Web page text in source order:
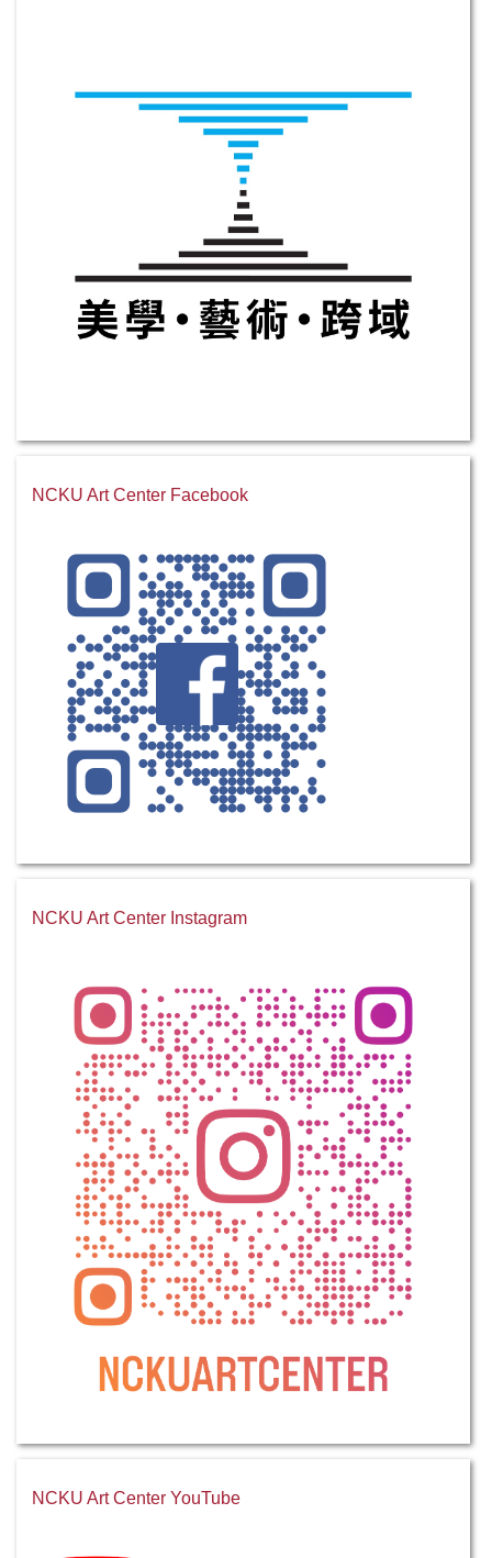
NCKU Art Center Facebook
NCKU Art Center Instagram
NCKU Art Center YouTube